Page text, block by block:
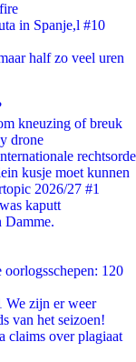
in Spanje,l #10
half zo veel uren
kneuzing of breuk
drone
rechtsorde
kusje moet kunnen
2026/27 #1
kaputt
Damme.
oorlogsschepen: 120
We zijn er weer
van het seizoen!
claims over plagiaat